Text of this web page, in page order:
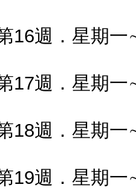
16週．星期
17週．星期
18週．星期
19週．星期